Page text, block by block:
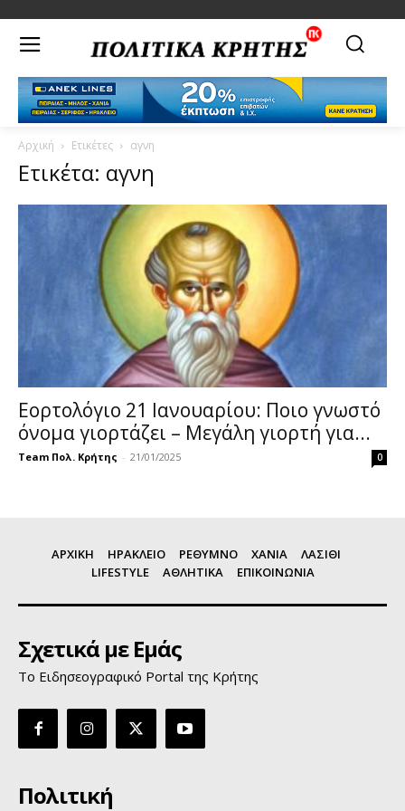
Αρχική Ετικέτες αγνη
Ετικέτα: αγνη
Εορτολόγιο 21 Ιανουαρίου: Ποιο γνωστό
όνομα γιορτάζει – Μεγάλη γιορτή για...
Team Πολ. Κρήτης - 21/01/2025 0
ΑΡΧΙΚΗ ΗΡΑΚΛΕΙΟ ΡΕΘΥΜΝΟ ΧΑΝΙΑ
ΛΑΣΙΘΙ
LIFESTYLE
ΑΘΛΗΤΙΚΑ ΕΠΙΚΟΙΝΩΝΙΑ
Σχετικά με Εμάς
Το Ειδησεογραφικό Portal της Κρήτης
Πολιτική